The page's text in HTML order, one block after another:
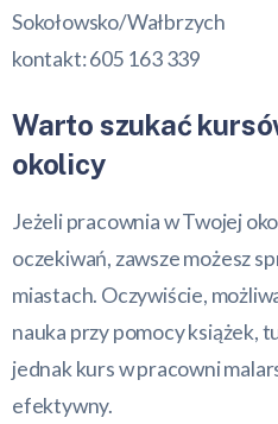
Sokołowsko/Wałbrzych
kontakt: 605 163 339
Warto szukać
okolicy
Jeżeli pracownia w Twojej
oczekiwań, zawsze możesz
miastach. Oczywiście,
nauka przy pomocy książek,
jednak kurs w pracowni
efektywny.